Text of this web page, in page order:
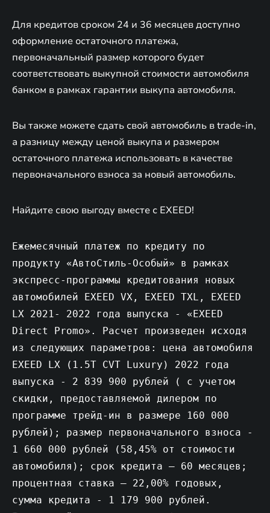
Для кредитов сроком 24 и 36 месяцев доступно
оформление остаточного платежа,
первоначальный размер которого будет
соответствовать выкупной стоимости автомобиля
банком в рамках гарантии выкупа автомобиля.
Вы также можете сдать свой автомобиль в trade-in,
а разницу между ценой выкупа и размером
остаточного платежа использовать в качестве
первоначального взноса за новый автомобиль.
Найдите свою выгоду вместе с EXEED!
Ежемесячный платеж по кредиту по
продукту «АвтоСтиль-Особый» в рамках
экспресс-программы кредитования новых
автомобилей EXEED VX, EXEED TXL, EXEED
LX 2021- 2022 года выпуска - «EXEED
Direct Promo». Расчет произведен исходя
из следующих параметров: цена автомобиля
EXEED LX (1.5T CVT Luxury) 2022 года
выпуска - 2 839 900 рублей ( с учетом
скидки, предоставляемой дилером по
программе трейд-ин в размере 160 000
рублей); размер первоначального взноса -
1 660 000 рублей (58,45% от стоимости
автомобиля); срок кредита – 60 месяцев;
процентная ставка – 22,00% годовых,
сумма кредита - 1 179 900 рублей.